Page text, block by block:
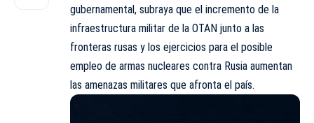
gubernamental, subraya que el incremento de la
infraestructura militar de la OTAN junto a las
fronteras rusas y los ejercicios para el posible
empleo de armas nucleares contra Rusia aumentan
las amenazas militares que afronta el país.